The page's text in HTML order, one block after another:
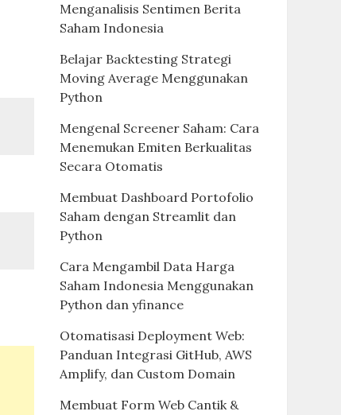
Menganalisis Sentimen Berita
Saham Indonesia
Belajar Backtesting Strategi
Moving Average Menggunakan
Python
Mengenal Screener Saham: Cara
Menemukan Emiten Berkualitas
Secara Otomatis
Membuat Dashboard Portofolio
Saham dengan Streamlit dan
Python
Cara Mengambil Data Harga
Saham Indonesia Menggunakan
Python dan yfinance
Otomatisasi Deployment Web:
Panduan Integrasi GitHub, AWS
Amplify, dan Custom Domain
Membuat Form Web Cantik &